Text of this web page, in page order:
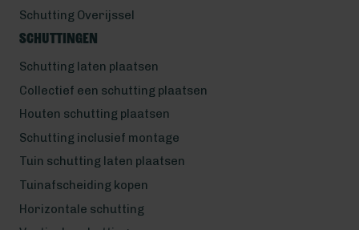
Schutting Overijssel
Schuttingen
Schutting laten plaatsen
Collectief een schutting plaatsen
Houten schutting plaatsen
Schutting inclusief montage
Tuin schutting laten plaatsen
Tuinafscheiding kopen
Horizontale schutting